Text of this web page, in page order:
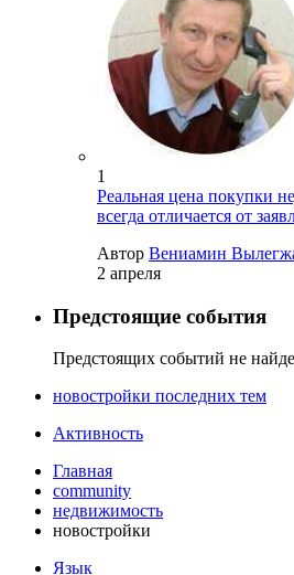
1
Реальная цена покупки
всегда отличается от
Автор Вениамин
2 апреля
Предстоящие события
Предстоящих событий не
новостройки последних тем
Активность
Главная
community
недвижимость
новостройки
Язык